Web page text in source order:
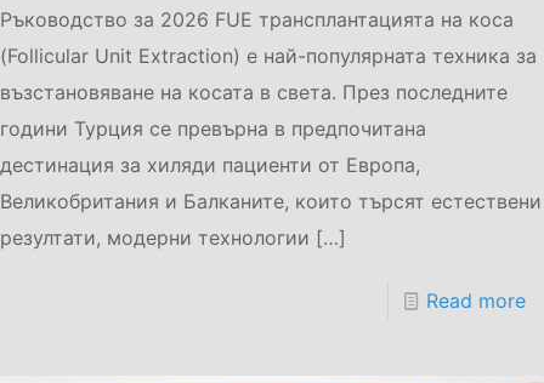
Ръководство за 2026 FUE трансплантацията на коса
(Follicular Unit Extraction) е най-популярната техника за
възстановяване на косата в света. През последните
години Турция се превърна в предпочитана
дестинация за хиляди пациенти от Европа,
Великобритания и Балканите, които търсят естествени
резултати, модерни технологии […]
Read more